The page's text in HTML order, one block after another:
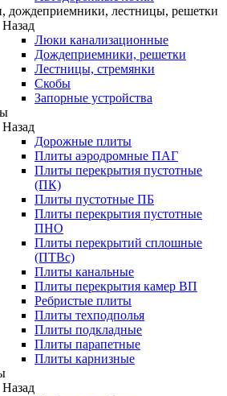
дождеприемники, лестницы, решетки
Назад
Люки канализационные
Дождеприемники, решетки
Лестницы, стремянки
Скобы
Запорные устройства
Назад
Дорожные плиты
Плиты аэродромные ПАГ
Плиты перекрытия пустотные
(ПК)
Плиты пустотные ПБ
Плиты перекрытия пустотные
ПНО
Плиты перекрытий сплошные
(ПТВс)
Плиты канальные
Плиты перекрытия камер ВП
Ребристые плиты
Плиты техподполья
Плиты подкладные
Плиты парапетные
Плиты карнизные
Назад